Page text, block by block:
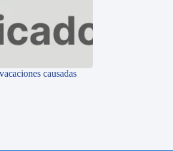
causadas